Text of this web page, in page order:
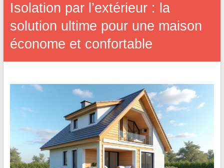
Isolation par l’extérieur : la
solution ultime pour une maison
économe et confortable